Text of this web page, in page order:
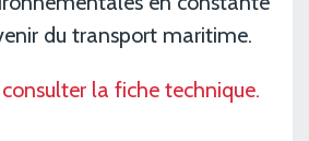
du transport maritime.
la fiche technique.